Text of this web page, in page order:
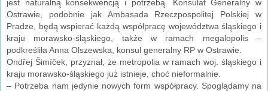
jest naturalną konsekwencją i potrzebą. Konsulat Generalny w
Ostrawie, podobnie jak Ambasada Rzeczpospolitej Polskiej w
Pradze, będą wspierać każdą współpracę województwa śląskiego i
kraju morawsko-śląskiego, także w ramach megalopolis –
podkreśliła Anna Olszewska, konsul generalny RP w Ostrawie.
Ondřej Šimíček, przyznał, że metropolia w ramach woj. śląskiego i
kraju morawsko-śląskiego już istnieje, choć nieformalnie.
– Potrzeba nam jedynie nowych form współpracy. Spoglądamy na